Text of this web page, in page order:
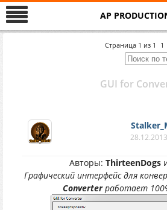
AP
Страница 1 из 1 1
GUI for
Авторы: ThirteenDogs
Графический интерфейс для
Converterработает